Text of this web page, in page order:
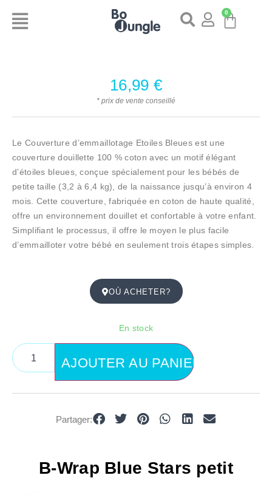
0
B-Wrap Blue Stars petit
16,99 €
* prix de vente conseillé
Le Couverture d’emmaillotage Etoiles Bleues est une
couverture douillette 100 % coton avec un motif élégant
d’étoiles bleues, conçue spécialement pour les bébés de
petite taille (3,2 à 6,4 kg), de la naissance jusqu’à environ 4
mois. Cette couverture, fabriquée en coton de haute qualité,
offre un environnement douillet et confortable à votre enfant.
Simplifiant le processus, il offre le moyen le plus facile
d’emmailloter votre bébé en seulement trois étapes simples.
OÙ ACHETER?
En stock
AJOUTER AU PANIER
Partager: